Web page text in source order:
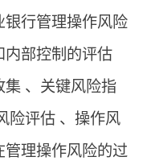
行管理操作风险
内部控制的评估
集 、关键风险指
险评估 、操作风
管理操作风险的过